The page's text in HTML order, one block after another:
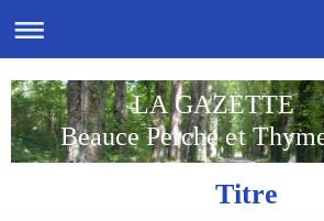
LA GAZETTE
Beauce Perche et
Titre